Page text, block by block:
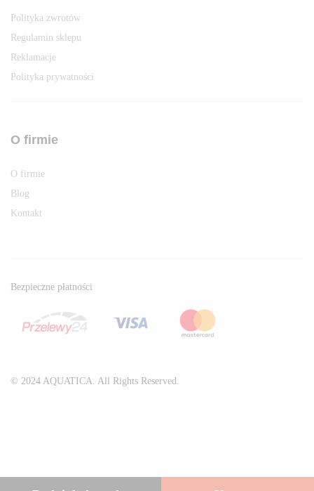
Polityka zwrotów
Regulamin sklepu
Reklamacje
Polityka prywatności
O firmie
O firmie
Blog
Kontakt
© 2024 AQUATICA. All Rights Reserved.
Bezpieczne płatności